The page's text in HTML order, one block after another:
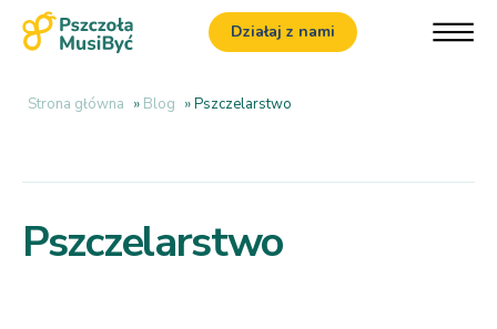
Działaj z nami
Strona główna » Blog »Pszczelarstwo
Pszczelarstwo